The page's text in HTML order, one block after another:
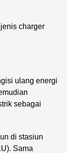
charger
ulang energi
sebagai
di stasiun
Sama